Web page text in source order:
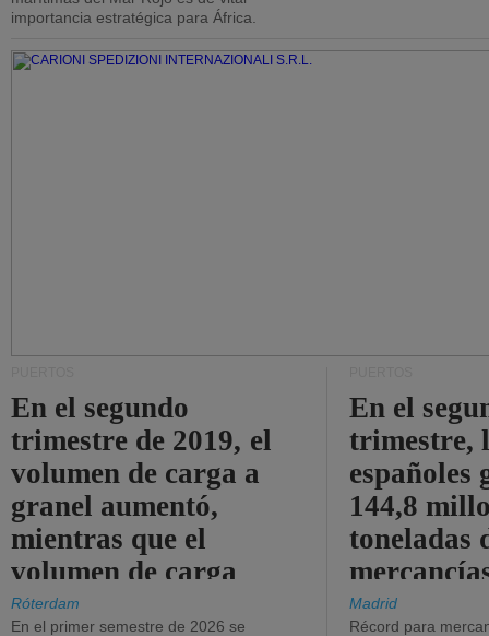
importancia estratégica para África.
En el segundo
trimestre de 2019, el
volumen de carga a
granel aumentó,
mientras que el
volumen de carga
general disminuyó.
Róterdam
En el primer semestre de 2026 se
En el
trimestre,
españoles
144,8
toneladas
Madrid
Récord para